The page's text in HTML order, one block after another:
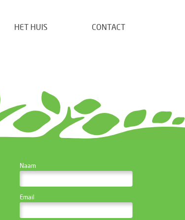
HET HUIS CONTACT
WEBSITE BEHEERDER
Naam
Email